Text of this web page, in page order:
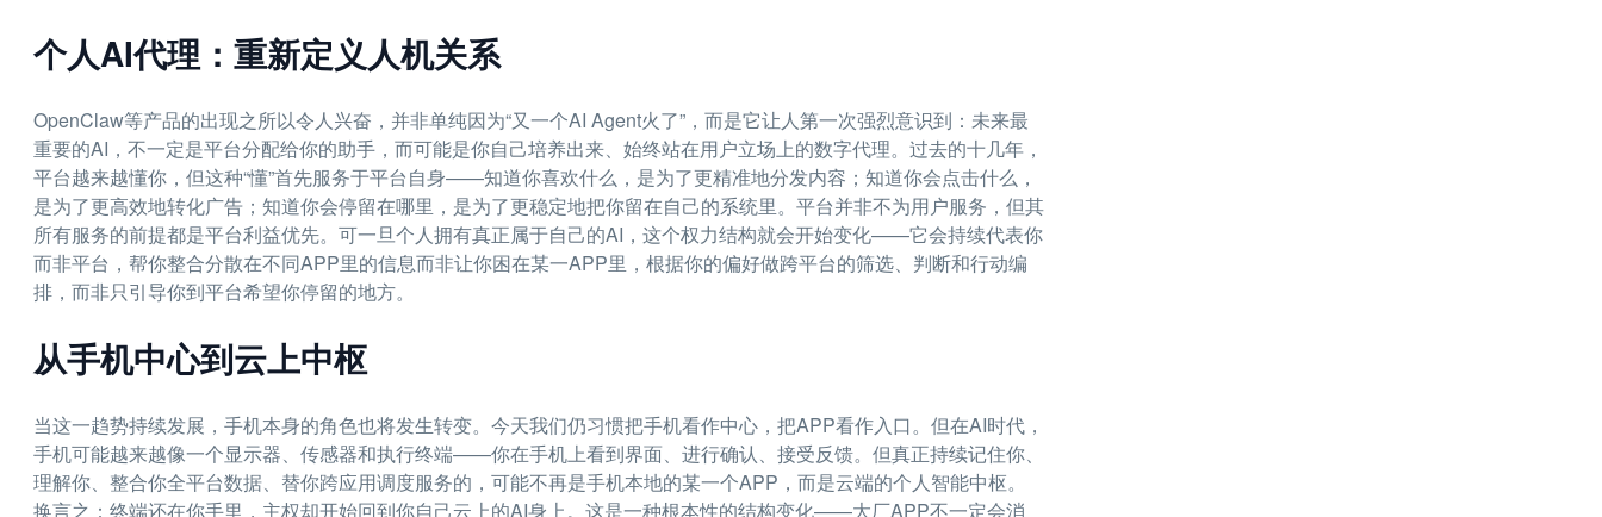
个人AI代理：重新定义人机关系
OpenClaw等产品的出现之所以令人兴奋，并非单纯因为“又一个AI Agent火了”，而是它让人第一次强烈意识到：未来最
重要的AI，不一定是平台分配给你的助手，而可能是你自己培养出来、始终站在用户立场上的数字代理。过去的十几年，
平台越来越懂你，但这种“懂”首先服务于平台自身——知道你喜欢什么，是为了更精准地分发内容；知道你会点击什么，
是为了更高效地转化广告；知道你会停留在哪里，是为了更稳定地把你留在自己的系统里。平台并非不为用户服务，但其
所有服务的前提都是平台利益优先。可一旦个人拥有真正属于自己的AI，这个权力结构就会开始变化——它会持续代表你
而非平台，帮你整合分散在不同APP里的信息而非让你困在某一APP里，根据你的偏好做跨平台的筛选、判断和行动编
排，而非只引导你到平台希望你停留的地方。
从手机中心到云上中枢
当这一趋势持续发展，手机本身的角色也将发生转变。今天我们仍习惯把手机看作中心，把APP看作入口。但在AI时代，
手机可能越来越像一个显示器、传感器和执行终端——你在手机上看到界面、进行确认、接受反馈。但真正持续记住你、
理解你、整合你全平台数据、替你跨应用调度服务的，可能不再是手机本地的某一个APP，而是云端的个人智能中枢。
换言之：终端还在你手里，主权却开始回到你自己云上的AI身上。这是一种根本性的结构变化——大厂APP不一定会消